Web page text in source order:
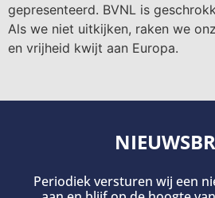
gepresenteerd. BVNL is
Als we niet uitkijken, raken we
en vrijheid kwijt aan Europa.
Periodiek versturen wij een